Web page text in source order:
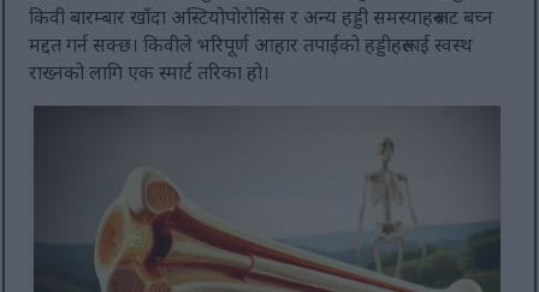
किवी बारम्बार खाँदा अस्टियोपोरोसिस र अन्य हड्डी समस्याहरूबाट बच्न
मद्दत गर्न सक्छ। किवीले भरिपूर्ण आहार तपाईंको हड्डीहरूलाई स्वस्थ
राख्नको लागि एक स्मार्ट तरिका हो।